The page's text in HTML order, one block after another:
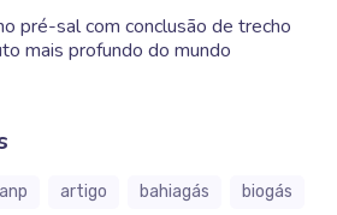
pré-sal com conclusão de trecho
mais profundo do mundo
anp artigo bahiagás
biogás